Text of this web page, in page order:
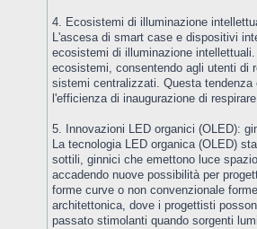
4. Ecosistemi di illuminazione
L'ascesa di smart case e dispositivi
ecosistemi di illuminazione
ecosistemi, consentendo agli utenti di
sistemi centralizzati. Questa
l'efficienza di inaugurazione di
5. Innovazioni LED organici (OLED):
La tecnologia LED organica (OLED)
sottili, ginnici che emettono luce
accadendo nuove possibilità per
forme curve o non convenzionale
architettonica, dove i progettisti
passato stimolanti quando sorgenti